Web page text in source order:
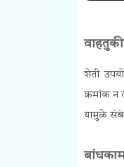
शेती
क्रमांक न
यामुळे